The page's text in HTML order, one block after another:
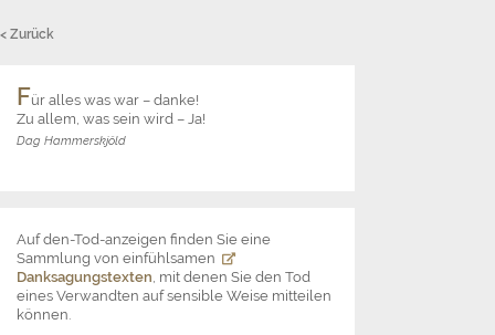
< Zurück
Für alles was war – danke!
Zu allem, was sein wird – Ja!
Dag Hammerskjöld
Auf den-Tod-anzeigen finden Sie eine
Sammlung von einfühlsamen
Danksagungstexten, mit denen Sie den Tod
eines Verwandten auf sensible Weise mitteilen
können.